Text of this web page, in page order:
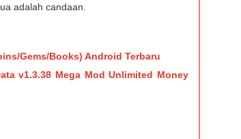
adalah candaan.
Gems/Books) Android Terbaru
v1.3.38 Mega Mod Unlimited Money